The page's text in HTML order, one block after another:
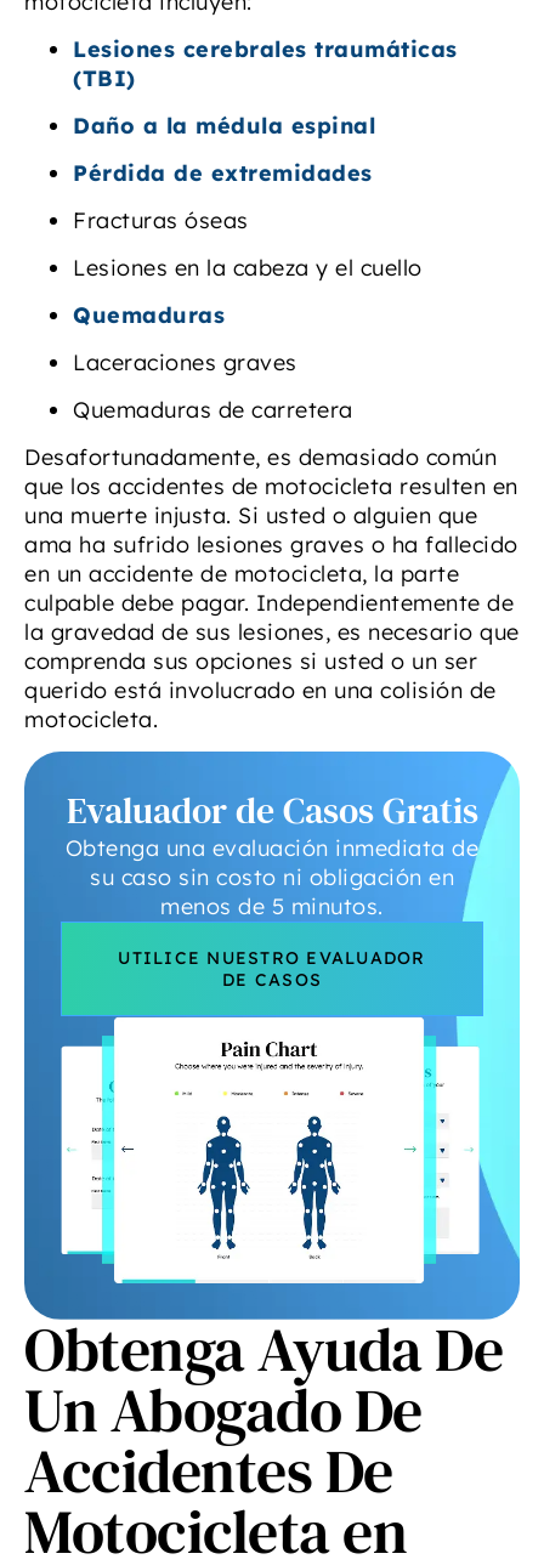
Lesiones cerebrales traumáticas
(TBI)
Daño a la médula espinal
Pérdida de extremidades
Fracturas óseas
Lesiones en la cabeza y el cuello
Quemaduras
Laceraciones graves
Quemaduras de carretera
Desafortunadamente, es demasiado común
que los accidentes de motocicleta resulten en
una muerte injusta. Si usted o alguien que
ama ha sufrido lesiones graves o ha fallecido
en un accidente de motocicleta, la parte
culpable debe pagar. Independientemente de
la gravedad de sus lesiones, es necesario que
comprenda sus opciones si usted o un ser
querido está involucrado en una colisión de
motocicleta.
Evaluador de Casos Gratis
Obtenga una evaluación inmediata de
su caso sin costo ni obligación en
menos de 5 minutos.
UTILICE NUESTRO EVALUADOR
DE CASOS
Obtenga Ayuda De
Un Abogado De
Accidentes De
Motocicleta en